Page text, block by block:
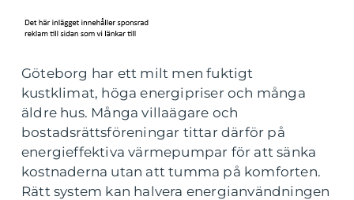
Göteborg har ett milt men fuktigt
kustklimat, höga energipriser och många
äldre hus. Många villaägare och
bostadsrättsföreningar tittar därför på
energieffektiva värmepumpar för att sänka
kostnaderna utan att tumma på komforten.
Rätt system kan halvera energianvändningen